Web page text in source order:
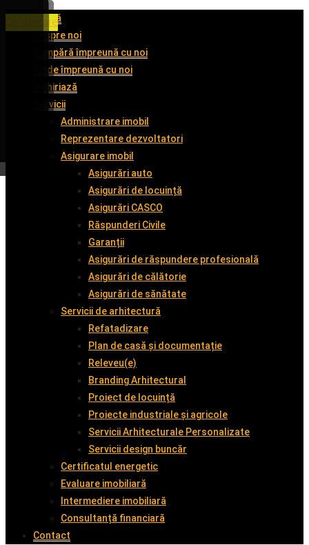
Acasă
Despre noi
Cumpără împreună cu noi
Vinde împreună cu noi
Închiriază
Servicii
Administrare imobil
Reprezentare dezvoltatori
Asigurare imobil
Asigurări auto
Asigurări de locuință
Asigurări CASCO
Răspunderi Civile
Garanții
Asigurări de răspundere profesională
Asigurări de călătorie
Asigurări de sănătate
Servicii de arhitectură
Refatadizare
Plan de casă și documentație
Releveu(e)
Branding Arhitectural
Proiect de locuință
Proiecte industriale și agricole
Servicii Arhitecturale Personalizate
Servicii design buncăr
Certificatul energetic
Evaluare imobiliară
Intermediere imobiliară
Consultanță financiară
Contact
De închiriat
De închiriat
De închiriat
De vânzare